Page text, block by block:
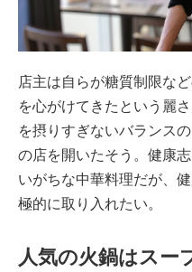
店主は自らが糖質制限な
を心がけてきたという麗
を摂りすぎないバランス
の店を開いたそう。健康
いがちな中華料理だが、
極的に取り入れたい。
人気の火鍋はスー